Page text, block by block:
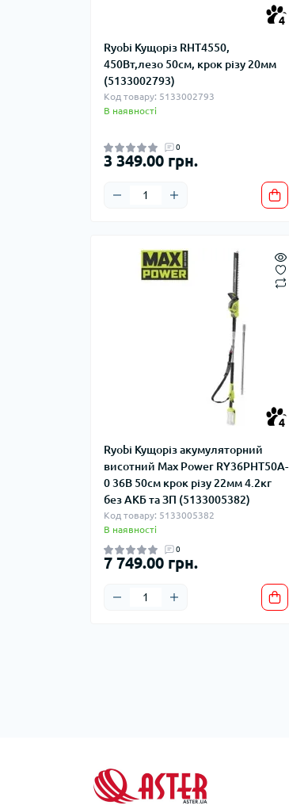
4
Ryobi Кущоріз RHT4550,
450Вт,лезо 50см, крок різу 20мм
(5133002793)
Код товару: 5133002793
В наявності
0
3 349.00 грн.
4
Ryobi Кущоріз акумуляторний
висотний Max Power RY36PHT50A-
0 36В 50см крок різу 22мм 4.2кг
без АКБ та ЗП (5133005382)
Код товару: 5133005382
В наявності
0
7 749.00 грн.